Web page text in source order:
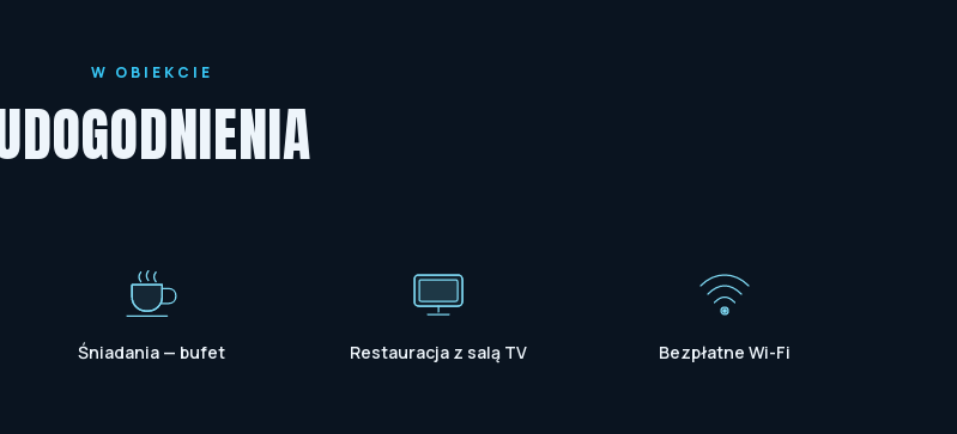
W OBIEKCIE
Śniadania — bufet Restauracja z salą TV Bezpłatne Wi-Fi